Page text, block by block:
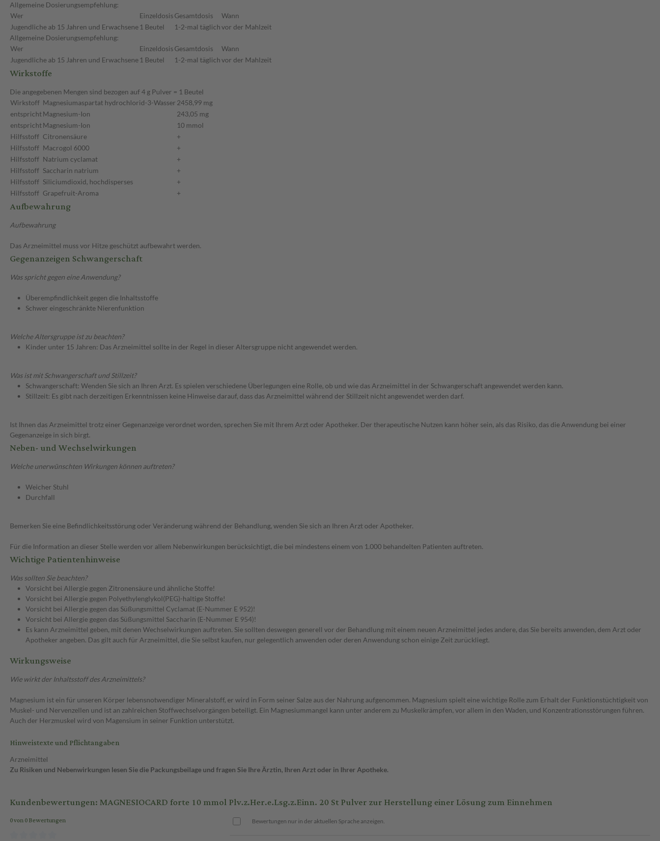
Allgemeine Dosierungsempfehlung:
Wer
Einzeldosis Gesamtdosis
Wann
Jugendliche ab 15 Jahren und Erwachsene 1 Beutel 1-2-mal täglichvor der Mahlzeit
Allgemeine Dosierungsempfehlung:
Wer
Einzeldosis Gesamtdosis
Wann
Jugendliche ab 15 Jahren und Erwachsene 1 Beutel 1-2-mal täglichvor der Mahlzeit
Wirkstoffe
Die angegebenen Mengen sind bezogen auf 4 g Pulver = 1 Beutel
Wirkstoff Magnesiumaspartat hydrochlorid-3-Wasser 2458,99 mg
entsprichtMagnesium-Ion
243,05 mg
entsprichtMagnesium-Ion
10 mmol
Hilfsstoff Citronensäure
+
Hilfsstoff Macrogol 6000
+
Hilfsstoff Natrium cyclamat
+
Hilfsstoff Saccharin natrium
+
Hilfsstoff Siliciumdioxid, hochdisperses
+
Hilfsstoff Grapefruit-Aroma +
Aufbewahrung
Aufbewahrung
Das Arzneimittel muss vor Hitze geschützt aufbewahrt werden.
Gegenanzeigen Schwangerschaft
Was spricht gegen eine Anwendung?
Überempfindlichkeit gegen die Inhaltsstoffe
Schwer eingeschränkte Nierenfunktion
Welche Altersgruppe ist zu beachten?
Kinder unter 15 Jahren: Das Arzneimittel sollte in der Regel in dieser Altersgruppe nicht angewendet werden.
Was ist mit Schwangerschaft und Stillzeit?
Schwangerschaft: Wenden Sie sich an Ihren Arzt. Es spielen verschiedene Überlegungen eine Rolle, ob und wie das Arzneimittel in der Schwangerschaft angewendet werden kann.
Stillzeit: Es gibt nach derzeitigen Erkenntnissen keine Hinweise darauf, dass das Arzneimittel während der Stillzeit nicht angewendet werden darf.
Ist Ihnen das Arzneimittel trotz einer Gegenanzeige verordnet worden, sprechen Sie mit Ihrem Arzt oder Apotheker. Der therapeutische Nutzen kann höher sein, als das Risiko, das die Anwendung bei einer
Gegenanzeige in sich birgt.
Neben- und Wechselwirkungen
Welche unerwünschten Wirkungen können auftreten?
Weicher Stuhl
Durchfall
Bemerken Sie eine Befindlichkeitsstörung oder Veränderung während der Behandlung, wenden Sie sich an Ihren Arzt oder Apotheker.
Für die Information an dieser Stelle werden vor allem Nebenwirkungen berücksichtigt, die bei mindestens einem von 1.000 behandelten Patienten auftreten.
Wichtige Patientenhinweise
Was sollten Sie beachten?
Vorsicht bei Allergie gegen Zitronensäure und ähnliche Stoffe!
Vorsicht bei Allergie gegen Polyethylenglykol(PEG)-haltige Stoffe!
Vorsicht bei Allergie gegen das Süßungsmittel Cyclamat (E-Nummer E 952)!
Vorsicht bei Allergie gegen das Süßungsmittel Saccharin (E-Nummer E 954)!
Es kann Arzneimittel geben, mit denen Wechselwirkungen auftreten. Sie sollten deswegen generell vor der Behandlung mit einem neuen Arzneimittel jedes andere, das Sie bereits anwenden, dem Arzt oder
Apotheker angeben. Das gilt auch für Arzneimittel, die Sie selbst kaufen, nur gelegentlich anwenden oder deren Anwendung schon einige Zeit zurückliegt.
Wirkungsweise
Wie wirkt der Inhaltsstoff des Arzneimittels?
Magnesium ist ein für unseren Körper lebensnotwendiger Mineralstoff, er wird in Form seiner Salze aus der Nahrung aufgenommen. Magnesium spielt eine wichtige Rolle zum Erhalt der Funktionstüchtigkeit von
Muskel- und Nervenzellen und ist an zahlreichen Stoffwechselvorgängen beteiligt. Ein Magnesiummangel kann unter anderem zu Muskelkrämpfen, vor allem in den Waden, und Konzentrationsstörungen führen.
Auch der Herzmuskel wird von Magensium in seiner Funktion unterstützt.
Hinweistexte und Pflichtangaben
Arzneimittel
Zu Risiken und Nebenwirkungen lesen Sie die Packungsbeilage und fragen Sie Ihre Ärztin, Ihren Arzt oder in Ihrer Apotheke.
Kundenbewertungen: MAGNESIOCARD forte 10 mmol Plv.z.Her.e.Lsg.z.Einn. 20 St Pulver zur Herstellung einer Lösung zum Einnehmen
0 von 0 Bewertungen Bewertungen nur in der aktuellen Sprache anzeigen.